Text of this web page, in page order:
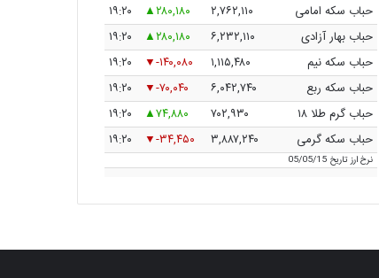
حباب سکه امامی
۲,۷۶۲,۱۱۰ ۲۸۰,۱۸۰
۱۹:۲۰
حباب بهار آزادی
۶,۲۳۲,۱۱۰ ۲۸۰,۱۸۰
۱۹:۲۰
حباب سکه نیم
۱,۱۱۵,۴۸۰ -۱۴۰,۰۸۰
۱۹:۲۰
حباب سکه ربع
۶,۰۴۲,۷۴۰ -۷۰,۰۴۰
۱۹:۲۰
حباب گرم طلا ۱۸
۷۰۲,۹۳۰ ۷۴,۸۸۰
۱۹:۲۰
حباب سکه گرمی
۳,۸۸۷,۲۴۰ -۳۴,۴۵۰ ۱۹:۲۰
نرخ ارزتاریخ 05/05/15